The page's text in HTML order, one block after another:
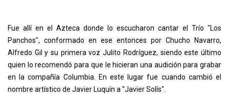
Fue allí en el Azteca donde lo escucharon cantar el Trío "Los
Panchos", conformado en ese entonces por Chucho Navarro,
Alfredo Gil y su primera voz Julito Rodríguez, siendo este último
quien lo recomendó para que le hicieran una audición para grabar
en la compañía Columbia. En este lugar fue cuando cambió el
nombre artístico de Javier Luquín a "Javier Solís".